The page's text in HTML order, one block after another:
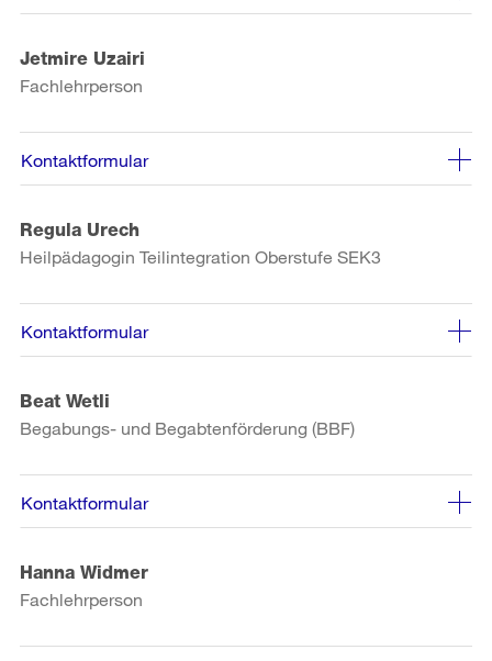
Jetmire Uzairi
Fachlehrperson
Kontaktformular
Regula Urech
Heilpädagogin Teilintegration Oberstufe SEK3
Kontaktformular
Beat Wetli
Begabungs- und Begabtenförderung (BBF)
Kontaktformular
Hanna Widmer
Fachlehrperson